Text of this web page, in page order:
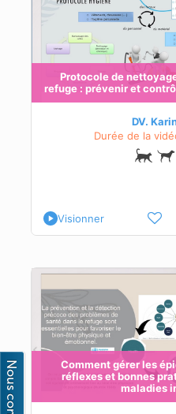
Protocole de
refuge : prévenir et
DV.
Durée de la
Visionner
Comment gérer les
réflexes et bonnes
maladies